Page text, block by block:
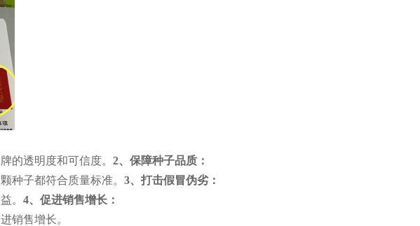
的透明度和可信度。 2、 保障种子品质：
种子都符合质量标准。 3、 打击假冒伪劣：
。 4、 促进销售增长：
销售增长。